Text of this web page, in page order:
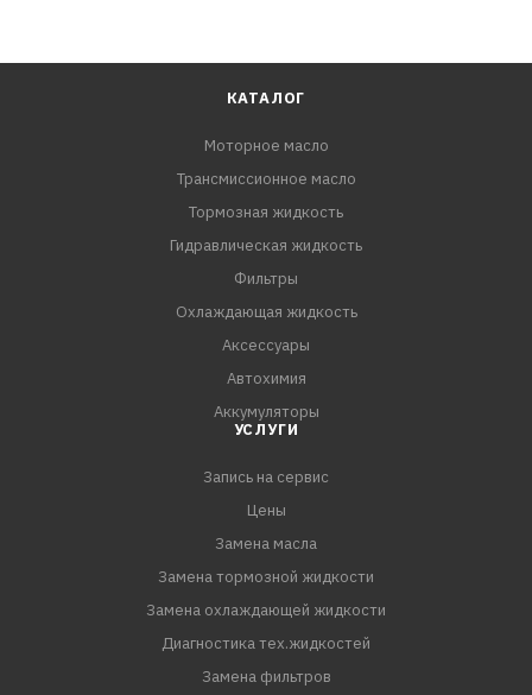
КАТАЛОГ
Моторное масло
Трансмиссионное масло
Тормозная жидкость
Гидравлическая жидкость
Фильтры
Охлаждающая жидкость
Аксессуары
Автохимия
Аккумуляторы
УСЛУГИ
Запись на сервис
Цены
Замена масла
Замена тормозной жидкости
Замена охлаждающей жидкости
Диагностика тех.жидкостей
Замена фильтров